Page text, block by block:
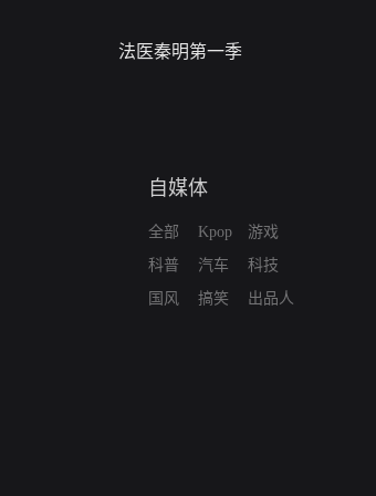
法医秦明第一季
自媒体
全部
科普
国风
Kpop
汽车
搞笑
游戏
科技
出品人